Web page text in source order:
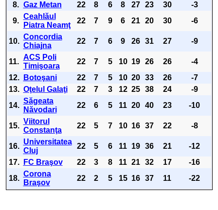
8. Gaz Metan 22 8 6 8 27 23 30
-3
9.
Ceahlăul
Piatra Neamţ
22 7 9 6 21 20 30 -6
10.
Concordia
Chiajna
22 7 6 9 26 31 27 -9
11.
ACS Poli
Timişoara
22 7 5 10 19 26 26
-4
12.
Botoşani 22 7 5 10 20 33 26
-7
13. Oţelul Galaţi 22 7 3 12 25 38 24
-9
14.
Săgeata
Năvodari
22 6 5 11 20 40 23 -10
15.
Viitorul
Constanţa
22 5 7 10 16 37 22 -8
16.
Universitatea
Cluj
22 5 6 11 19 36 21
-12
17.
FC Braşov 22 3 8 11 21 32 17
-16
18.
Corona
Braşov
22 2 5 15 16 37 11 -22